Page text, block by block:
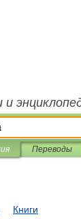
и
Переводы
Книги